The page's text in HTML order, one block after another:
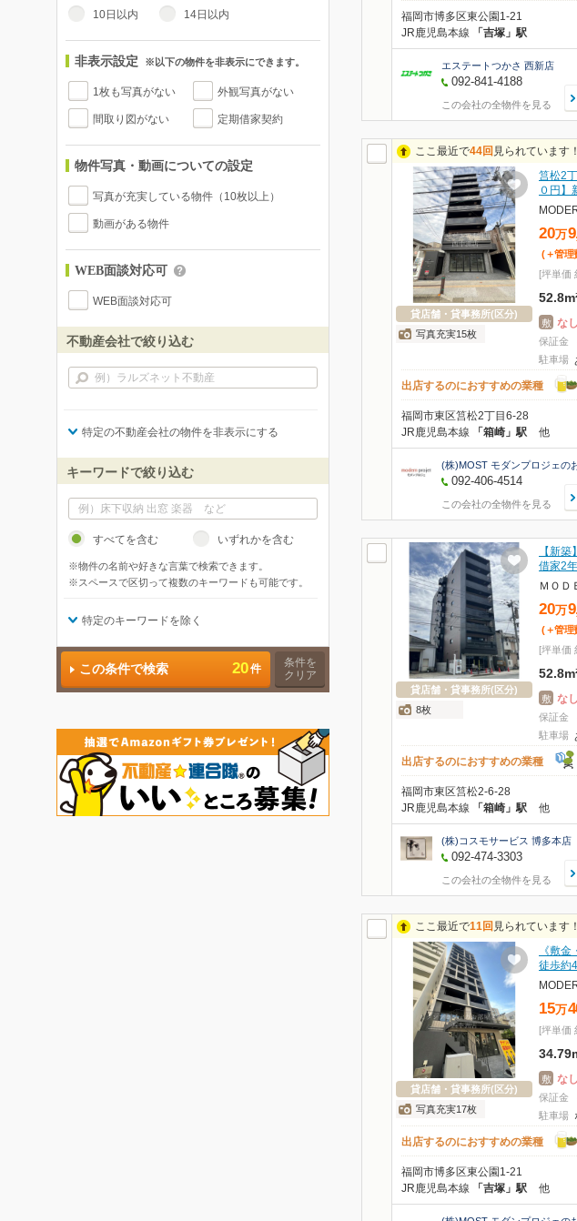
10日以内 14日以内
非表示設定 ※以下の物件を非表示にできます。
1枚も写真がない 外観写真がない
間取り図がない 定期借家契約
物件写真・動画についての設定
写真が充実している物件（10枚以上）
動画がある物件
WEB面談対応可
WEB面談対応可
不動産会社で絞り込む
特定の不動産会社の物件を非表示にする
キーワードで絞り込む
すべてを含む いずれかを含む
※物件の名前や好きな言葉で検索できます。
※スペースで区切って複数のキーワードも可能です。
特定のキーワードを除く
この条件で検索 件
20
条件を
クリア
福岡市博多区東公園1-21
JR鹿児島本線 「吉塚」駅
エステートつかさ 西新店
092-841-4188
この会社の全物件を見る
ここ最近で44回 見られています！
貸店舗・貸事務所(区分)
写真充実15枚
筥松2
０円】
20万
(＋管理
[坪単価
敷 なし
保証金
駐車場
出店するのにおすすめの業種
福岡市東区筥松2丁目6-28
JR鹿児島本線 「箱崎」駅 他
092-406-4514
この会社の全物件を見る
貸店舗・貸事務所(区分)
8枚
【新
借家2
20万
(＋管理
[坪単価
敷 なし
保証金
駐車場
出店するのにおすすめの業種
福岡市東区筥松2-6-28
JR鹿児島本線 「箱崎」駅 他
(株)コスモサービス 博多本店
092-474-3303
この会社の全物件を見る
ここ最近で11回 見られています
貸店舗・貸事務所(区分)
写真充実17枚
《敷
徒歩約
15万
[坪単価
敷 なし
保証金
駐車場
出店するのにおすすめの業種
福岡市博多区東公園1-21
JR鹿児島本線 「吉塚」駅 他